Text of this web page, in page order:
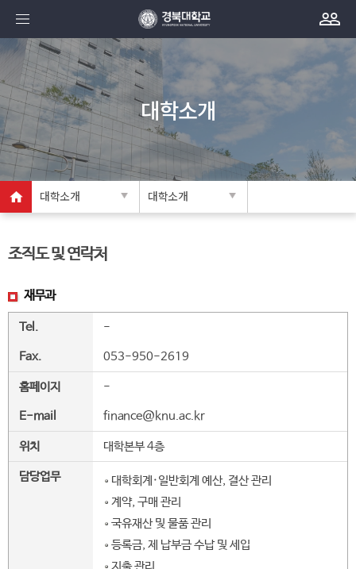
대학소개
대학소개 대학소개
조직도 및 연락처
재무과
Tel. -
Fax. 053-950-2619
홈페이지 -
E-mail finance@knu.ac.kr
위치 대학본부 4층
담당업무
대학회계·일반회계 예산, 결산 관리
계약, 구매 관리
국유재산 및 물품 관리
등록금, 제 납부금 수납 및 세입
지출 관리